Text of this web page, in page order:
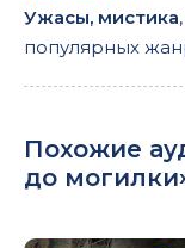
Ужасы, мистика
популярных
Похожие
до